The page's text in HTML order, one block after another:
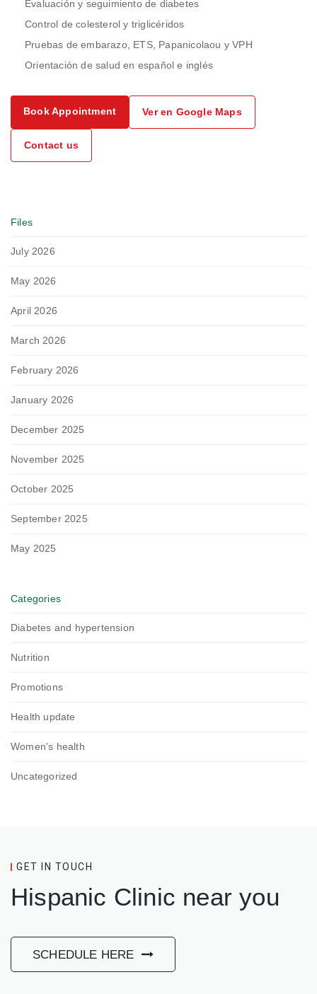
Evaluación y seguimiento de diabetes
Control de colesterol y triglicéridos
Pruebas de embarazo, ETS, Papanicolaou y VPH
Orientación de salud en español e inglés
Book Appointment Ver en Google Maps
Contact us
Files
July 2026
May 2026
April 2026
March 2026
February 2026
January 2026
December 2025
November 2025
October 2025
September 2025
May 2025
Categories
Diabetes and hypertension
Nutrition
Promotions
Health update
Women's health
Uncategorized
GET IN TOUCH
Hispanic Clinic near you
SCHEDULE HERE